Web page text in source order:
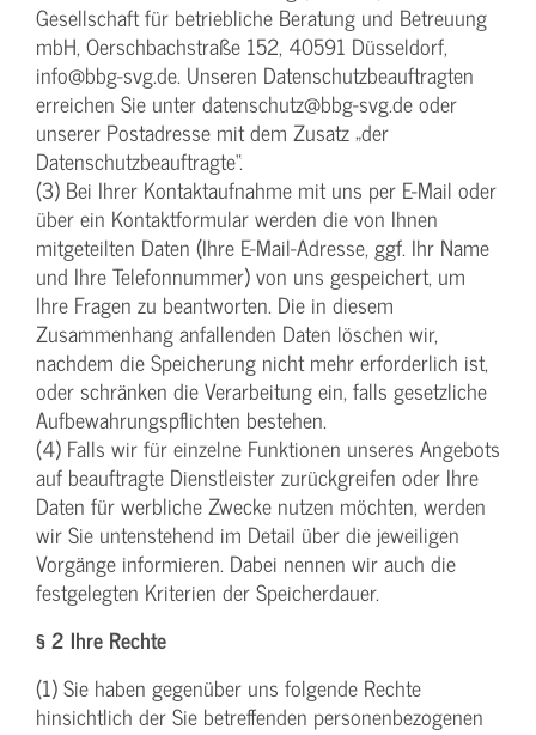
Gesellschaft für betriebliche Beratung und Betreuung
mbH, Oerschbachstraße 152, 40591 Düsseldorf,
info@bbg-svg.de. Unseren Datenschutzbeauftragten
erreichen Sie unter datenschutz@bbg-svg.de oder
unserer Postadresse mit dem Zusatz „der
Datenschutzbeauftragte“.
(3) Bei Ihrer Kontaktaufnahme mit uns per E-Mail oder
über ein Kontaktformular werden die von Ihnen
mitgeteilten Daten (Ihre E-Mail-Adresse, ggf. Ihr Name
und Ihre Telefonnummer) von uns gespeichert, um
Ihre Fragen zu beantworten. Die in diesem
Zusammenhang anfallenden Daten löschen wir,
nachdem die Speicherung nicht mehr erforderlich ist,
oder schränken die Verarbeitung ein, falls gesetzliche
Aufbewahrungspflichten bestehen.
(4) Falls wir für einzelne Funktionen unseres Angebots
auf beauftragte Dienstleister zurückgreifen oder Ihre
Daten für werbliche Zwecke nutzen möchten, werden
wir Sie untenstehend im Detail über die jeweiligen
Vorgänge informieren. Dabei nennen wir auch die
festgelegten Kriterien der Speicherdauer.
§ 2 Ihre Rechte
(1) Sie haben gegenüber uns folgende Rechte
hinsichtlich der Sie betreffenden personenbezogenen